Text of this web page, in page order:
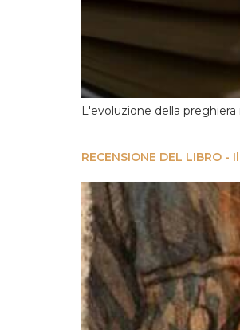
L'evoluzione della
RECENSIONE DEL LIBRO